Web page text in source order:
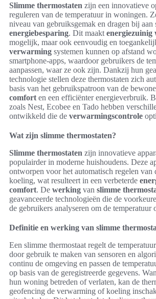
Slimme thermostaten zijn een innovatieve
reguleren van de temperatuur in woningen.
niveau van gebruiksgemak en dragen bij aan
energiebesparing. Dit maakt energiezuinig
mogelijk, maar ook eenvoudig en
verwarming systemen kunnen op afstand
smartphone-apps, waardoor gebruikers de
aanpassen, waar ze ook zijn. Dankzij hun
technologie stellen deze thermostaten zich
basis van het gebruikspatroon van de
comfort en een efficiënter energieverbruik.
zoals Nest, Ecobee en Tado hebben
ontwikkeld die de verwarmingscontrole
Wat zijn slimme thermostaten?
Slimme thermostaten zijn innovatieve
populairder in moderne huishoudens. Deze
ontworpen voor het automatisch regelen van
koeling, wat resulteert in een verbeterde
comfort. De werking van slimme
geavanceerde technologieën die de
de gebruikers analyseren om de temperatuur
Definitie en werking van slimme
Een slimme thermostaat regelt de
door gebruik te maken van sensoren en
continu de omgeving en passen de
op basis van de geregistreerde gegevens.
hun woning betreden of verlaten, kan de
geofencing de verwarming of koeling